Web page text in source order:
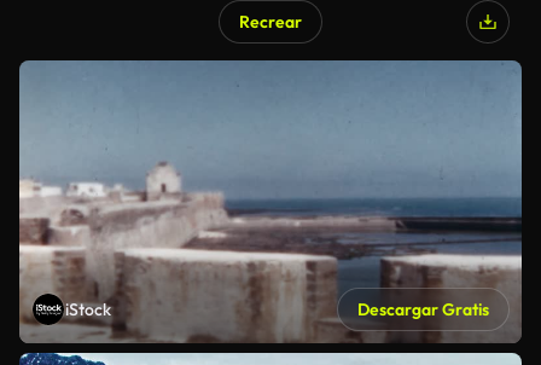
Recrear
iStock Descargar Gratis